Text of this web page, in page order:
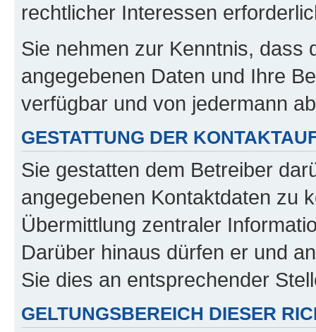
rechtlicher Interessen
Sie nehmen zur Kenntnis, dass
angegebenen Daten und Ihre
verfügbar und von jedermann
GESTATTUNG DER
Sie gestatten dem Betreiber
angegebenen Kontaktdaten zu
Übermittlung zentraler
Darüber hinaus dürfen er und
Sie dies an entsprechender
GELTUNGSBEREICH DIESER